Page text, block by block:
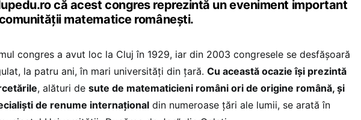
că acest congres reprezintă un eveniment important
matematice românești.
congres a avut loc la Cluj în 1929, iar din 2003 congresele se desfășoară
la patru ani, în mari universități din țară. Cu această ocazie își prezintă
, alături de sute de matematicieni români ori de origine română, și
de renume internațional din numeroase țări ale lumii, se arată în